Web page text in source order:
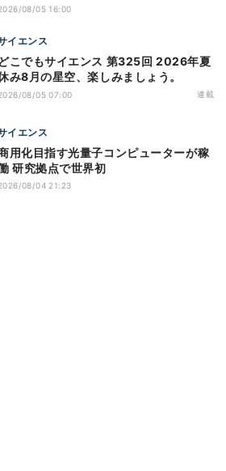
08/05 16:00
イエンス
どこでもサイエンス 第325回 2026年夏
み8月の星空、楽しみましょう。
08/05 07:00 連載
イエンス
用化目指す光量子コンピューターが稼
研究拠点で世界初
08/04 21:23